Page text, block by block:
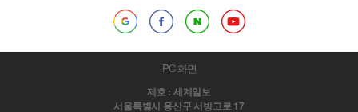
PC 화면
제호 : 세계일보
서울특별시 용산구 서빙고로 17